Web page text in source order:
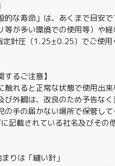
的な寿命」は、あくまで目安
等が多い環境での使用等）や
定針圧（1.25±0.25）でご使
するご注意】
触れると正常な状態で使用出
び外観は、改良のため予告な
の手の届かない場所で保管し
記載されている社名及びその
りは「縫い針」